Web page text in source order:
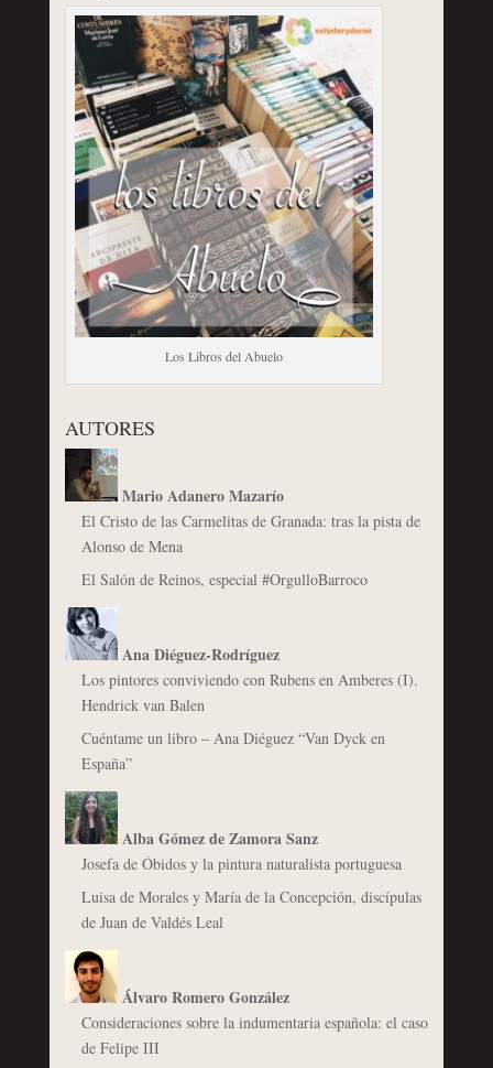
Los Libros del Abuelo
AUTORES
Mario Adanero Mazarío
El Cristo de las Carmelitas de Granada: tras la pista de
Alonso de Mena
El Salón de Reinos, especial #OrgulloBarroco
Ana Diéguez-Rodríguez
Los pintores conviviendo con Rubens en Amberes (I).
Hendrick van Balen
Cuéntame un libro – Ana Diéguez “Van Dyck en
España”
Alba Gómez de Zamora Sanz
Josefa de Óbidos y la pintura naturalista portuguesa
Luisa de Morales y María de la Concepción, discípulas
de Juan de Valdés Leal
Álvaro Romero González
Consideraciones sobre la indumentaria española: el caso
de Felipe III